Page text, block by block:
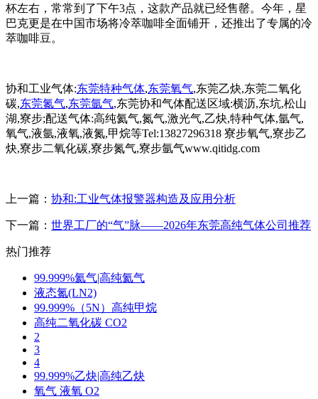
杯左右，常常到了下午3点，这款产品就已经售罄。今年，星
巴克更是在中国市场将冷萃咖啡全面铺开，还推出了专属的冷
萃咖啡豆。
协和工业气体:东莞特种气体,东莞氧气,东莞乙炔,东莞二氧化
碳,东莞氮气,东莞氩气,东莞协和气体配送区域:横沥,东坑,松山
湖,寮步;配送气体:高纯氦气,氮气,激光气,乙炔,特种气体,氩气,
氧气,液氩,液氧,液氮,甲烷等Tel:13827296318 寮步氧气,寮步乙
炔,寮步二氧化碳,寮步氮气,寮步氩气www.qitidg.com
上一篇： 协和:工业气体报警器构造及应用分析
下一篇： 世界工厂的“气”脉——2026年东莞高纯气体公司推荐
热门推荐
99.999%氦气|高纯氦气
液态氮(LN2)
99.999%（5N）高纯甲烷
高纯二氧化碳 CO2
2
3
4
99.999%乙炔|高纯乙炔
氧气 液氧 O2